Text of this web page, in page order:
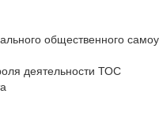
общественного
деятельности ТОС